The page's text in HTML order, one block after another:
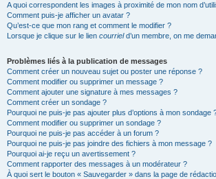
A quoi correspondent les images à proximité de mon nom
Comment puis-je afficher un avatar ?
Qu’est-ce que mon rang et comment le modifier ?
Lorsque je clique sur le lien courrield’un membre, on me
Problèmes liés à la publication de messages
Comment créer un nouveau sujet ou poster une réponse ?
Comment modifier ou supprimer un message ?
Comment ajouter une signature à mes messages ?
Comment créer un sondage ?
Pourquoi ne puis-je pas ajouter plus d’options à mon sondage
Comment modifier ou supprimer un sondage ?
Pourquoi ne puis-je pas accéder à un forum ?
Pourquoi ne puis-je pas joindre des fichiers à mon message ?
Pourquoi ai-je reçu un avertissement ?
Comment rapporter des messages à un modérateur ?
À quoi sert le bouton « Sauvegarder » dans la page de